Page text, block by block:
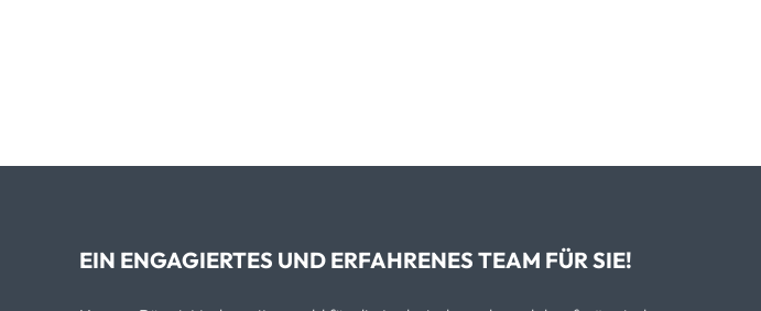
EIN ENGAGIERTES UND ERFAHRENES TEAM FÜR SIE!